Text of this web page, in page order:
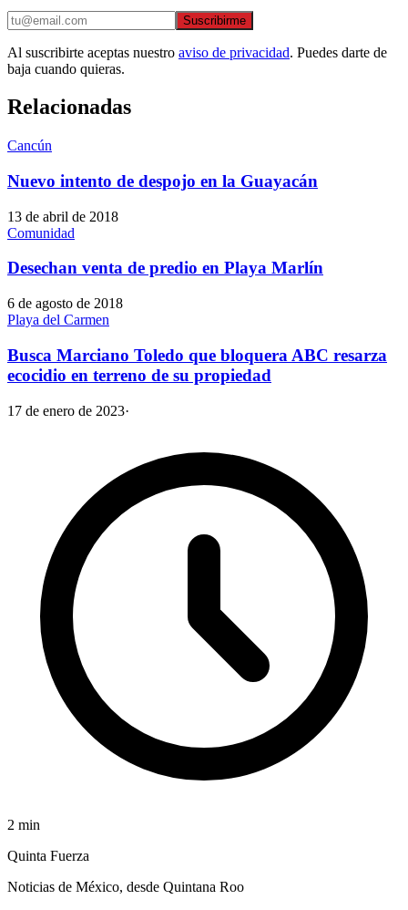
Suscribirme
Al suscribirte aceptas nuestro aviso de privacidad. Puedes darte de
baja cuando quieras.
Relacionadas
Cancún
Nuevo intento de despojo en la Guayacán
13 de abril de 2018
Comunidad
Desechan venta de predio en Playa Marlín
6 de agosto de 2018
Playa del Carmen
Busca Marciano Toledo que bloquera ABC resarza
ecocidio en terreno de su propiedad
17 de enero de 2023·
2 min
Quinta Fuerza
Noticias de México, desde Quintana Roo